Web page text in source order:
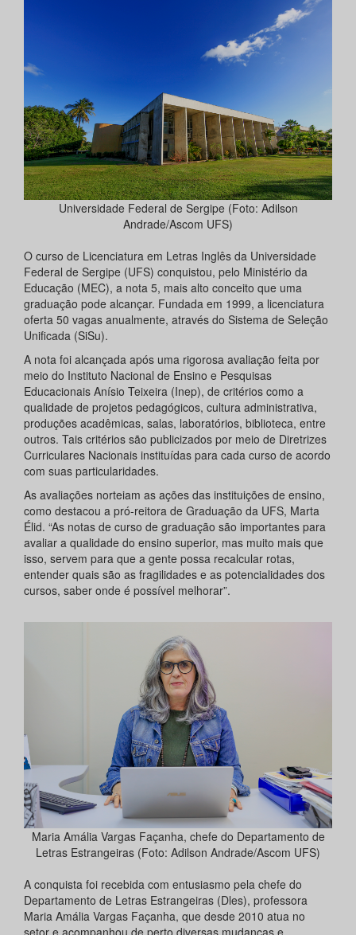
Universidade Federal de Sergipe (Foto: Adilson
Andrade/Ascom UFS)
O curso de Licenciatura em Letras Inglês da Universidade
Federal de Sergipe (UFS) conquistou, pelo Ministério da
Educação (MEC), a nota 5, mais alto conceito que uma
graduação pode alcançar. Fundada em 1999, a licenciatura
oferta 50 vagas anualmente, através do Sistema de Seleção
Unificada (SiSu).
A nota foi alcançada após uma rigorosa avaliação feita por
meio do Instituto Nacional de Ensino e Pesquisas
Educacionais Anísio Teixeira (Inep), de critérios como a
qualidade de projetos pedagógicos, cultura administrativa,
produções acadêmicas, salas, laboratórios, biblioteca, entre
outros. Tais critérios são publicizados por meio de Diretrizes
Curriculares Nacionais instituídas para cada curso de acordo
com suas particularidades.
As avaliações norteiam as ações das instituições de ensino,
como destacou a pró-reitora de Graduação da UFS, Marta
Élid. “As notas de curso de graduação são importantes para
avaliar a qualidade do ensino superior, mas muito mais que
isso, servem para que a gente possa recalcular rotas,
entender quais são as fragilidades e as potencialidades dos
cursos, saber onde é possível melhorar”.
Maria Amália Vargas Façanha, chefe do Departamento de
Letras Estrangeiras (Foto: Adilson Andrade/Ascom UFS)
A conquista foi recebida com entusiasmo pela chefe do
Departamento de Letras Estrangeiras (Dles), professora
Maria Amália Vargas Façanha, que desde 2010 atua no
setor e acompanhou de perto diversas mudanças e